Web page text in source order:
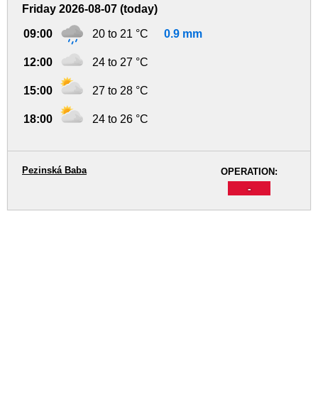
Friday 2026-08-07 (today)
09:00 20 to 21 °C 0.9 mm
12:00 24 to 27 °C
15:00 27 to 28 °C
18:00 24 to 26 °C
OPERATION:
-
Pezinská Baba